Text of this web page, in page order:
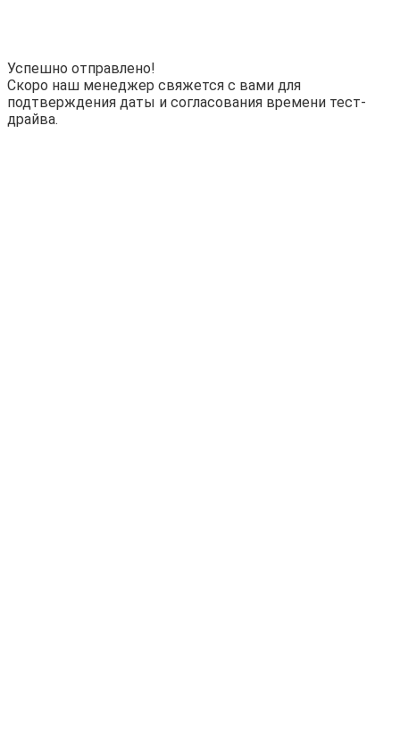
Успешно отправлено!
Скоро наш менеджер свяжется с вами для
подтверждения даты и согласования времени тест-
драйва.